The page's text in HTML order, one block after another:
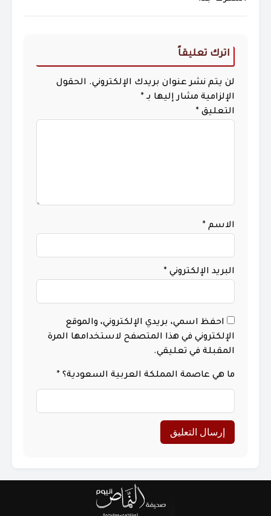
اترك تعليقاً
لن يتم نشر عنوان بريدك الإلكتروني. الحقول
الإلزامية مشار إليها بـ *
التعليق *
الاسم *
البريد الإلكتروني *
احفظ اسمي، بريدي الإلكتروني، والموقع
الإلكتروني في هذا المتصفح لاستخدامها المرة
المقبلة في تعليقي.
ما هي عاصمة المملكة العربية السعودية؟ *